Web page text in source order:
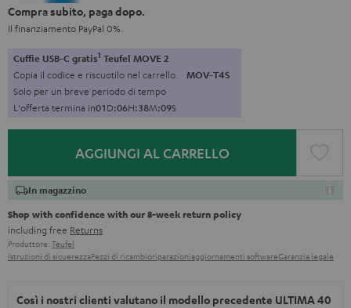
Compra subito, paga dopo.
Il finanziamento PayPal 0%.
Cuffie USB-C gratis1 Teufel MOVE 2
Copia il codice e riscuotilo nel carrello. MOV-T4S
Solo per un breve periodo di tempo
L'offerta termina in01D:06H:38M:07S
AGGIUNGI AL CARRELLO
In magazzino
Shop with confidence with our 8-week return policy
including free Returns
Produttore: Teufel
Istruzioni di sicuerezzaPezzi di ricambioriparazioniaggiornamenti softwareGaranzia legale
Così i nostri clienti valutano il modello precedente ULTIMA 40